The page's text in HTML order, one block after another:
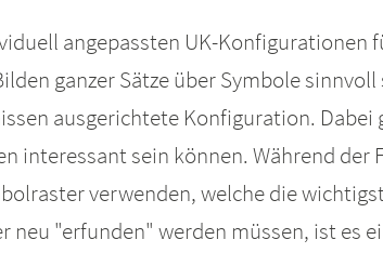
angepassten UK-Konfigurationen
ganzer Sätze über Symbole
ausgerichtete Konfiguration. Dabei
interessant sein können. Während der
verwenden, welche die
"erfunden" werden müssen, ist es